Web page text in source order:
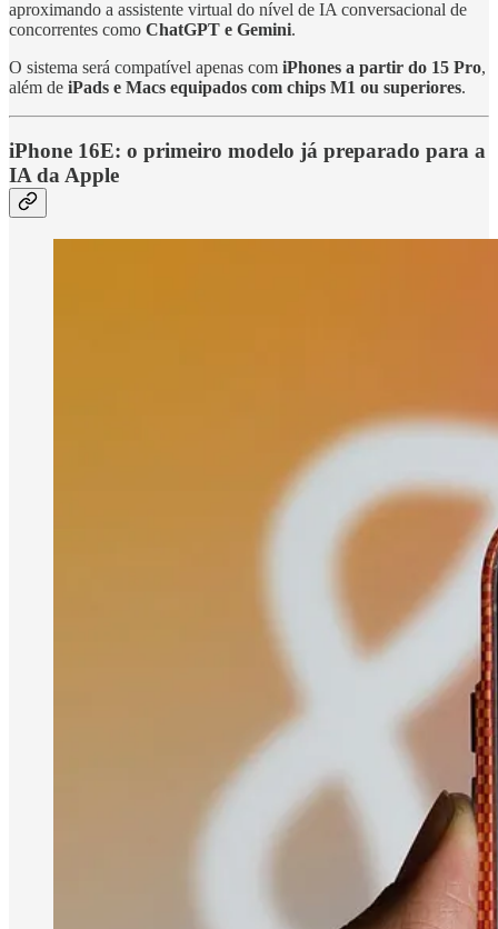
aproximando a assistente virtual do nível de IA conversacional de
concorrentes como ChatGPT e Gemini.
O sistema será compatível apenas com iPhones a partir do 15 Pro,
além de iPads e Macs equipados com chips M1 ou superiores.
iPhone 16E: o primeiro modelo já preparado para a
IA da Apple